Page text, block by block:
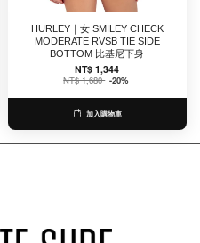
HURLEY｜女 SMILEY CHECK
MODERATE RVSB TIE SIDE
BOTTOM 比基尼下身
NT$ 1,344
NT$ 1,680 -20%
加入購物車